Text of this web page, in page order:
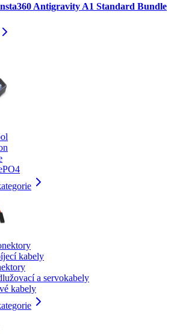
Antigravity A1 Standard Bundle
kabely
a servokabely
kabely